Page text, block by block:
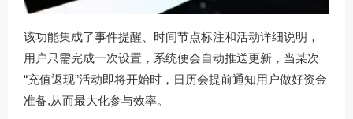
该功能集成了事件提醒、时间节点标注和活动详细说明，
用户只需完成一次设置，系统便会自动推送更新，当某次
“充值返现”活动即将开始时，日历会提前通知用户做好资金
准备,从而最大化参与效率。